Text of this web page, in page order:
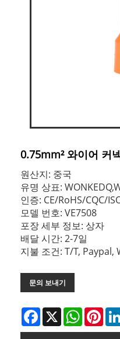
0.75mm² 와이어 커
원산지: 중국
유명 상표:
인증: CE/RoHS/CQC/
모델 번호: VE7508
포장 세부 정보: 상자
배달 시간: 2-7일
지불 조건: T/T,
문의 보내기
Facebook
X WhatsApp